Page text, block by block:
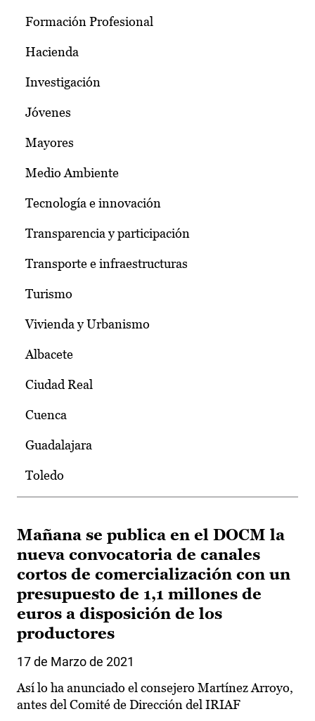
Formación Profesional
Hacienda
Investigación
Jóvenes
Mayores
Medio Ambiente
Tecnología e innovación
Transparencia y participación
Transporte e infraestructuras
Turismo
Vivienda y Urbanismo
Albacete
Ciudad Real
Cuenca
Guadalajara
Toledo
Mañana se publica en el DOCM la
nueva convocatoria de canales
cortos de comercialización con un
presupuesto de 1,1 millones de
euros a disposición de los
productores
17 de Marzo de 2021
Así lo ha anunciado el consejero Martínez Arroyo,
antes del Comité de Dirección del IRIAF